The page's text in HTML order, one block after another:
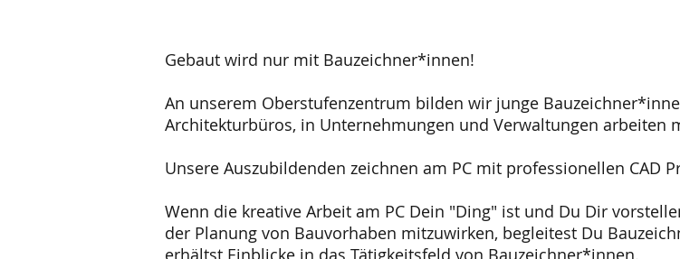
Gebaut wird nur mit Bauzeichner*innen!
An unserem Oberstufenzentrum bilden wir junge
Architekturbüros, in Unternehmungen und Verwaltungen arbeiten
Unsere Auszubildenden zeichnen am PC mit professionellen CAD
Wenn die kreative Arbeit am PC Dein "Ding" ist und Du Dir
der Planung von Bauvorhaben mitzuwirken, begleitest Du
erhältst Einblicke in das Tätigkeitsfeld von Bauzeichner*innen.